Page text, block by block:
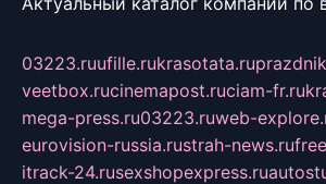
03223.ruufille.rukrasotata.ru
veetbox.rucinemapost.ruciam-fr.ru
mega-press.ru03223.ruweb-
eurovision-russia.rustrah-news.ru
itrack-24.rusexshopexpress.ru